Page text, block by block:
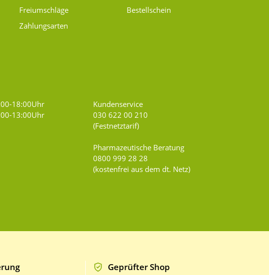
Freiumschläge
Zahlungsarten
Bestellschein
18:00Uhr
13:00Uhr
Kundenservice
030 622 00 210
(Festnetztarif)
Pharmazeutische Beratung
0800 999 28 28
(kostenfrei aus dem dt. Netz)
Geprüfter Shop